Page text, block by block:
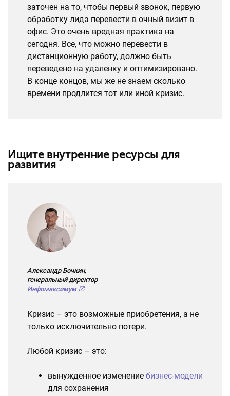
заточен на то, чтобы первый звонок, первую
обработку лида перевести в очный визит в
офис. Это очень вредная практика на
сегодня. Все, что можно перевести в
дистанционную работу, должно быть
переведено на удаленку и оптимизировано.
В конце концов, мы же не знаем сколько
времени продлится тот или иной кризис.
Ищите внутренние ресурсы для
развития
Александр Бочкин,
генеральный директор
Инфомаксимум
Кризис – это возможные приобретения, а не
только исключительно потери.
Любой кризис – это:
вынужденное изменение бизнес-модели
для сохранения